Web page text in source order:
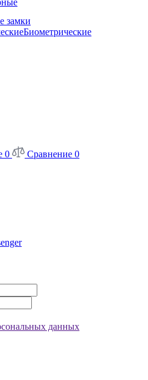
замки
Биометрические
0 Сравнение 0
данных